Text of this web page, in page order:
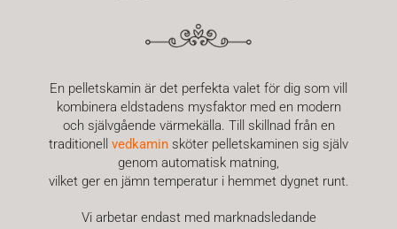
Om Oss
En pelletskamin är det perfekta valet för dig som vill
kombinera eldstadens mysfaktor med en modern
och självgående värmekälla. Till skillnad från en
traditionell vedkamin sköter pelletskaminen sig själv
genom automatisk matning,
vilket ger en jämn temperatur i hemmet dygnet runt.
Vi arbetar endast med marknadsledande